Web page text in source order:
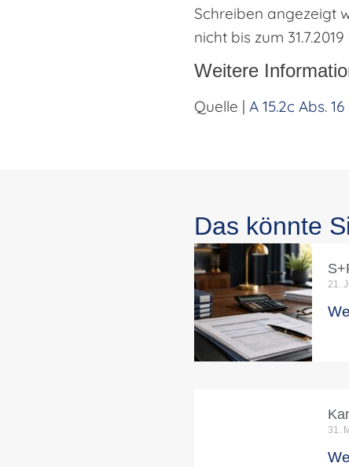
Schreiben angezeigt
nicht bis zum
Weitere
Quelle | A 15.2c Abs.
Das könnte
21.
31.